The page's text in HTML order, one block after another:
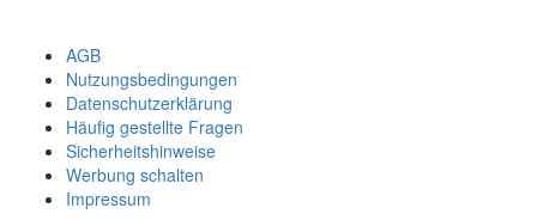
AGB
Nutzungsbedingungen
Datenschutzerklärung
Häufig gestellte Fragen
Sicherheitshinweise
Werbung schalten
Impressum